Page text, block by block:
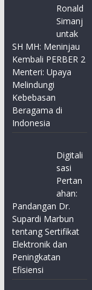
Ronald
Simanj
untak
SH MH: Meninjau
Kembali PERBER 2
Menteri: Upaya
Melindungi
Kebebasan
Beragama di
Indonesia
Digitali
sasi
Pertan
ahan:
Pandangan Dr.
Supardi Marbun
tentang Sertifikat
Elektronik dan
Peningkatan
Efisiensi